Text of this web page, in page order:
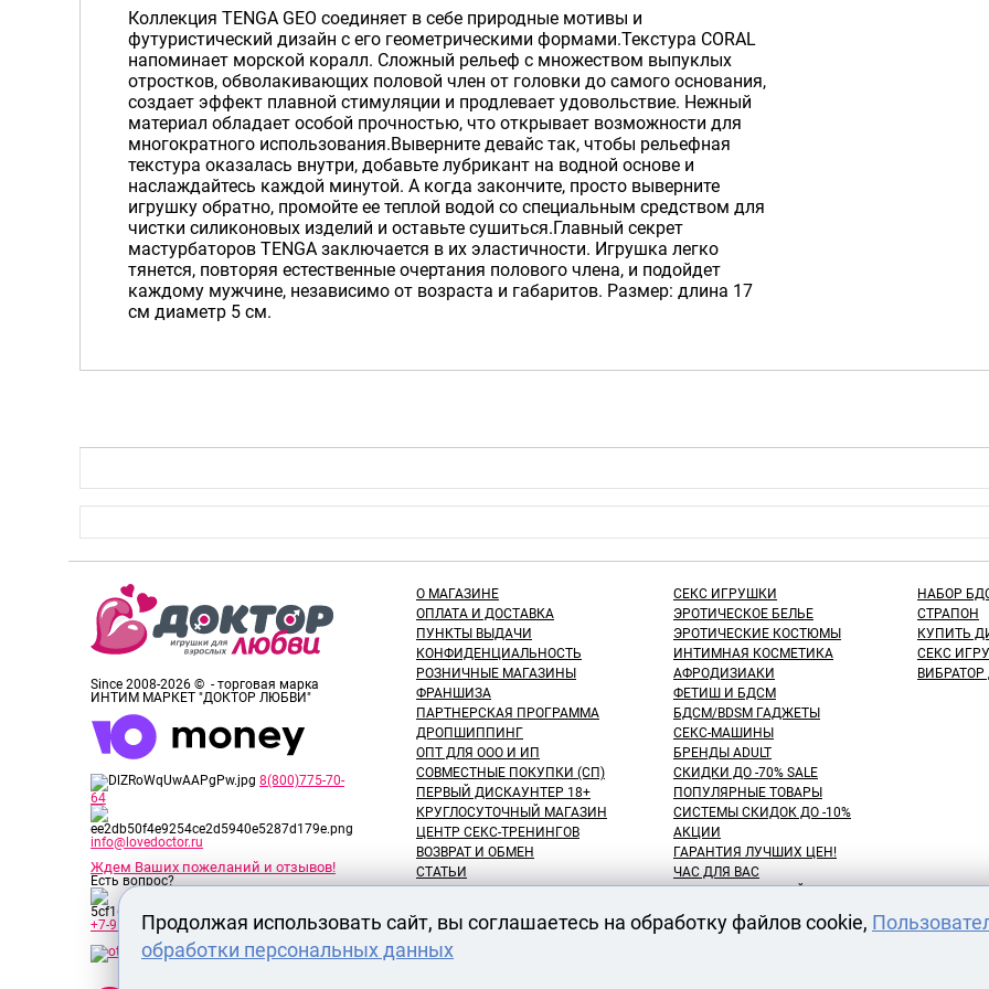
Коллекция TENGA GEO соединяет в себе природные мотивы и
футуристический дизайн с его геометрическими формами.Текстура CORAL
напоминает морской коралл. Сложный рельеф с множеством выпуклых
отростков, обволакивающих половой член от головки до самого основания,
создает эффект плавной стимуляции и продлевает удовольствие. Нежный
материал обладает особой прочностью, что открывает возможности для
многократного использования.Выверните девайс так, чтобы рельефная
текстура оказалась внутри, добавьте лубрикант на водной основе и
наслаждайтесь каждой минутой. А когда закончите, просто выверните
игрушку обратно, промойте ее теплой водой со специальным средством для
чистки силиконовых изделий и оставьте сушиться.Главный секрет
мастурбаторов TENGA заключается в их эластичности. Игрушка легко
тянется, повторяя естественные очертания полового члена, и подойдет
каждому мужчине, независимо от возраста и габаритов. Размер: длина 17
см диаметр 5 см.
Since 2008-2026 © - торговая марка
ИНТИМ МАРКЕТ "ДОКТОР ЛЮБВИ"
8(800)775-70-
64
info@lovedoctor.ru
Ждем Ваших пожеланий и отзывов!
Есть вопрос?
+7-913-917-89-65
О МАГАЗИНЕ
ОПЛАТА И ДОСТАВКА
ПУНКТЫ ВЫДАЧИ
КОНФИДЕНЦИАЛЬНОСТЬ
РОЗНИЧНЫЕ МАГАЗИНЫ
ФРАНШИЗА
ПАРТНЕРСКАЯ ПРОГРАММА
ДРОПШИППИНГ
ОПТ ДЛЯ ООО И ИП
СОВМЕСТНЫЕ ПОКУПКИ (СП)
ПЕРВЫЙ ДИСКАУНТЕР 18+
КРУГЛОСУТОЧНЫЙ МАГАЗИН
ЦЕНТР СЕКС-ТРЕНИНГОВ
ВОЗВРАТ И ОБМЕН
СТАТЬИ
ОБЗОРЫ ТОВАРОВ
ВАКАНСИИ
СЕКС ИГРУШКИ
ЭРОТИЧЕСКОЕ БЕЛЬЕ
ЭРОТИЧЕСКИЕ КОСТЮМЫ
ИНТИМНАЯ КОСМЕТИКА
АФРОДИЗИАКИ
ФЕТИШ И БДСМ
БДСМ/BDSM ГАДЖЕТЫ
СЕКС-МАШИНЫ
БРЕНДЫ ADULT
СКИДКИ ДО -70% SALE
ПОПУЛЯРНЫЕ ТОВАРЫ
СИСТЕМЫ СКИДОК ДО -10%
АКЦИИ
ГАРАНТИЯ ЛУЧШИХ ЦЕН!
ЧАС ДЛЯ ВАС
100 БОНУСНЫХ РУБЛЕЙ!
ОТЛОЖЕННЫЕ ТОВАРЫ
НАБОР
СТРАПОН
КУПИТЬ
СЕКС
Продолжая использовать сайт, вы соглашаетесь на обработку файлов cookie,
обработки персональных данных